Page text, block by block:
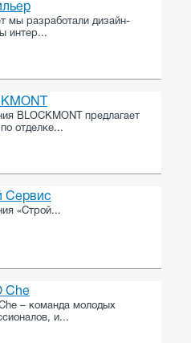
мы разработали дизайн-
интер...
BLOCKMONT предлагает
отделке...
Сервис
«Строй...
Che
– команда молодых
и...